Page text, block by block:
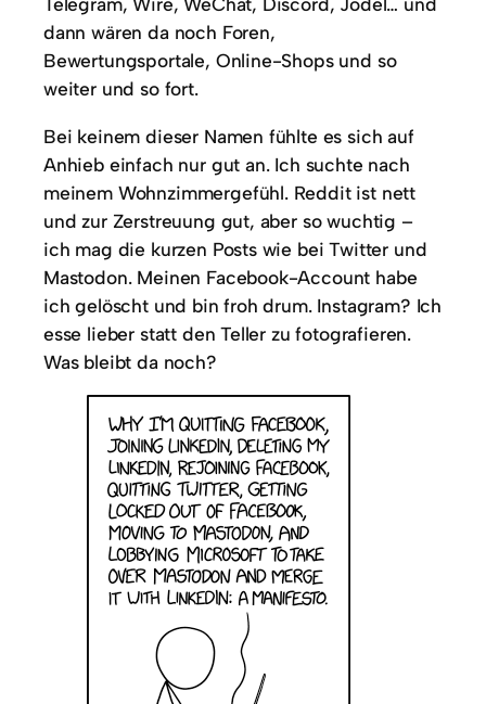
dann wären da noch Foren,
Bewertungsportale, Online-Shops und so
weiter und so fort.
Bei keinem dieser Namen fühlte es sich auf
Anhieb einfach nur gut an. Ich suchte nach
meinem Wohnzimmergefühl. Reddit ist nett
und zur Zerstreuung gut, aber so wuchtig –
ich mag die kurzen Posts wie bei Twitter und
Mastodon. Meinen Facebook-Account habe
ich gelöscht und bin froh drum. Instagram? Ich
esse lieber statt den Teller zu fotografieren.
Was bleibt da noch?